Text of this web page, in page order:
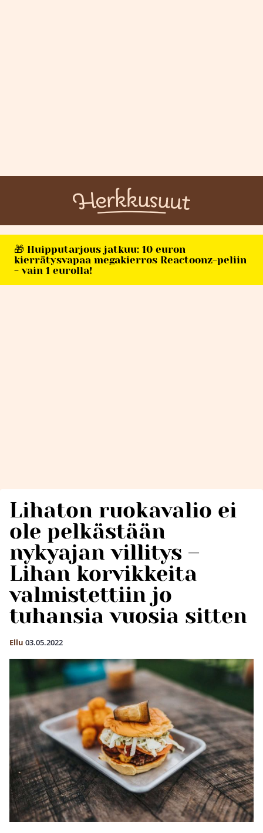
🎁 Huipputarjous jatkuu: 10 euron
kierrätysvapaa megakierros Reactoonz-peliin
- vain 1 eurolla!
Lihaton ruokavalio ei
ole pelkästään
nykyajan villitys –
Lihan korvikkeita
valmistettiin jo
tuhansia vuosia sitten
Ellu 03.05.2022